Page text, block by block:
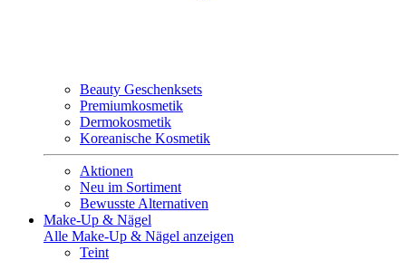
Beauty Geschenksets
Premiumkosmetik
Dermokosmetik
Koreanische Kosmetik
Aktionen
Neu im Sortiment
Bewusste Alternativen
Make-Up & Nägel
Alle Make-Up & Nägel anzeigen
Teint